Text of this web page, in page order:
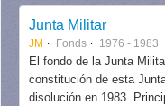
Junta Militar
JM Fonds 1976 - 1983
El fondo de la Junta
constitución de esta
disolución en 1983.